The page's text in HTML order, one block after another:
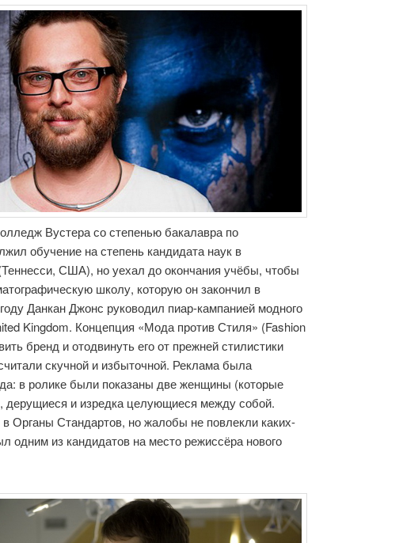
Вустера со степенью бакалавра по
обучение на степень кандидата наук в
США), но уехал до окончания учёбы, чтобы
школу, которую он закончил в
Данкан Джонс руководил пиар-кампанией модного
Kingdom. Концепция «Мода против Стиля» (Fashion
бренд и отодвинуть его от прежней стилистики
скучной и избыточной. Реклама была
в ролике были показаны две женщины (которые
дерущиеся и изредка целующиеся между собой.
Органы Стандартов, но жалобы не повлекли каких-
одним из кандидатов на место режиссёра нового